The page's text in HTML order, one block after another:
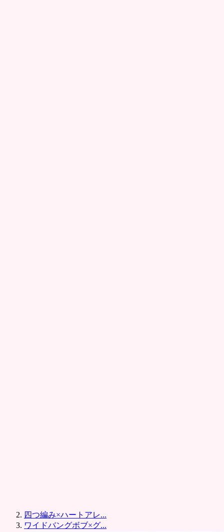
四つ編み×ハートアレ...
ワイドバングボブ×グ...